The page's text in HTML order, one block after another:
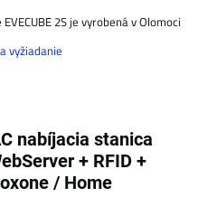
2S je vyrobená v Olomoci
vyžiadanie
nabíjacia stanica
+ RFID +
/ Home